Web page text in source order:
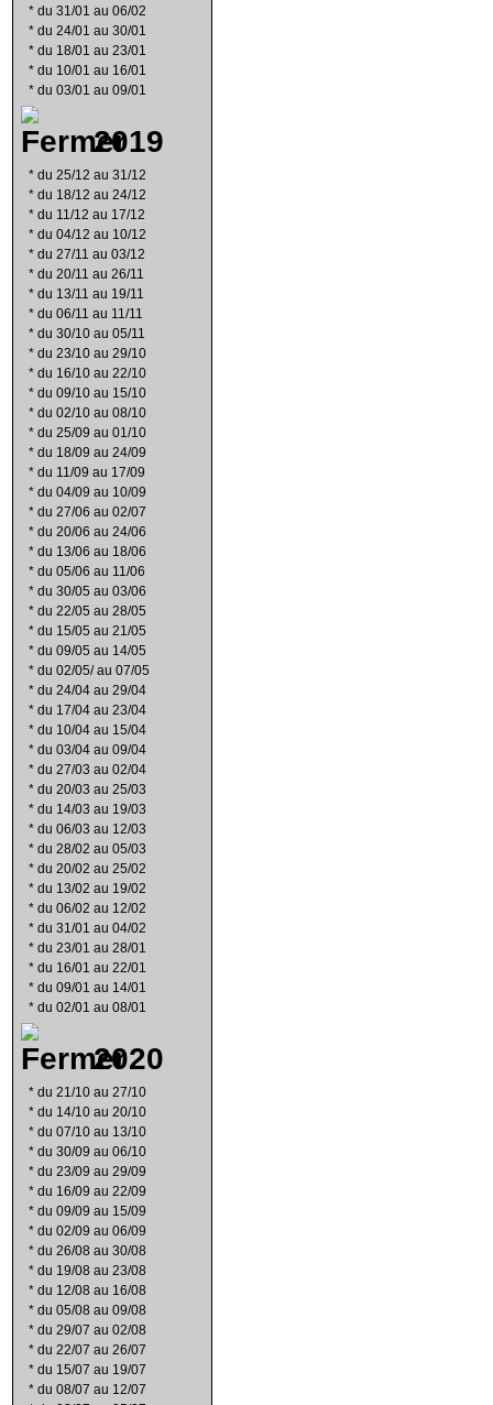
* du 31/01 au 06/02
* du 24/01 au 30/01
* du 18/01 au 23/01
* du 10/01 au 16/01
* du 03/01 au 09/01
2019
* du 25/12 au 31/12
* du 18/12 au 24/12
* du 11/12 au 17/12
* du 04/12 au 10/12
* du 27/11 au 03/12
* du 20/11 au 26/11
* du 13/11 au 19/11
* du 06/11 au 11/11
* du 30/10 au 05/11
* du 23/10 au 29/10
* du 16/10 au 22/10
* du 09/10 au 15/10
* du 02/10 au 08/10
* du 25/09 au 01/10
* du 18/09 au 24/09
* du 11/09 au 17/09
* du 04/09 au 10/09
* du 27/06 au 02/07
* du 20/06 au 24/06
* du 13/06 au 18/06
* du 05/06 au 11/06
* du 30/05 au 03/06
* du 22/05 au 28/05
* du 15/05 au 21/05
* du 09/05 au 14/05
* du 02/05/ au 07/05
* du 24/04 au 29/04
* du 17/04 au 23/04
* du 10/04 au 15/04
* du 03/04 au 09/04
* du 27/03 au 02/04
* du 20/03 au 25/03
* du 14/03 au 19/03
* du 06/03 au 12/03
* du 28/02 au 05/03
* du 20/02 au 25/02
* du 13/02 au 19/02
* du 06/02 au 12/02
* du 31/01 au 04/02
* du 23/01 au 28/01
* du 16/01 au 22/01
* du 09/01 au 14/01
* du 02/01 au 08/01
2020
* du 21/10 au 27/10
* du 14/10 au 20/10
* du 07/10 au 13/10
* du 30/09 au 06/10
* du 23/09 au 29/09
* du 16/09 au 22/09
* du 09/09 au 15/09
* du 02/09 au 06/09
* du 26/08 au 30/08
* du 19/08 au 23/08
* du 12/08 au 16/08
* du 05/08 au 09/08
* du 29/07 au 02/08
* du 22/07 au 26/07
* du 15/07 au 19/07
* du 08/07 au 12/07